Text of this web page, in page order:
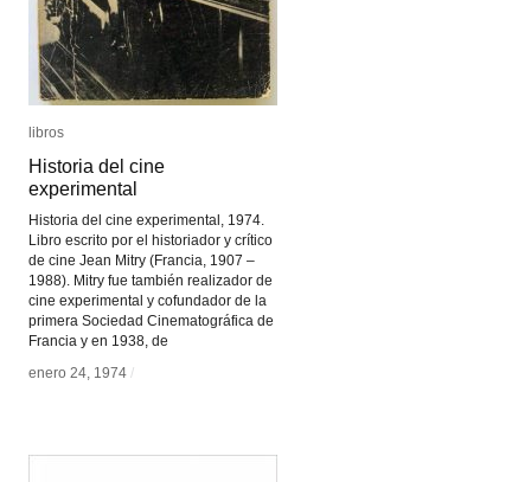
libros
Historia del cine
experimental
Historia del cine experimental, 1974.
Libro escrito por el historiador y crítico
de cine Jean Mitry (Francia, 1907 –
1988). Mitry fue también realizador de
cine experimental y cofundador de la
primera Sociedad Cinematográfica de
Francia y en 1938, de
enero 24, 1974 /
libros
Historia del cine
experimental
enero 24, 1974 /